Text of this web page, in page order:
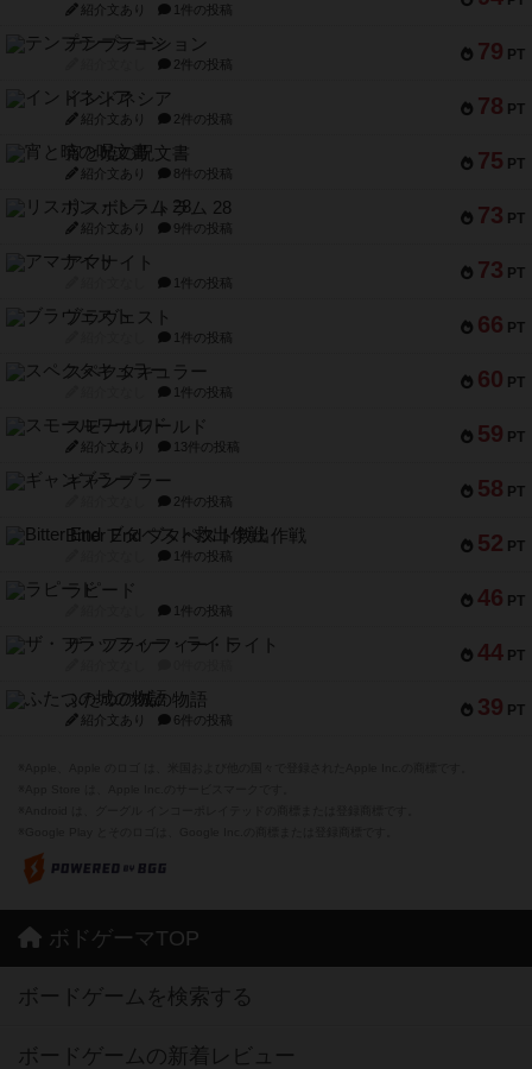
紹介文あり 1件の投稿
79 PT
テンプテーション
2件の投稿
78 PT
インドネシア
紹介文あり 2件の投稿
75 PT
宵と暁の呪文書
紹介文あり 8件の投稿
73 PT
リスボン・トラム 28
紹介文あり 9件の投稿
73 PT
アマナイト
1件の投稿
66 PT
ブラヴェスト
1件の投稿
60 PT
スペクタキュラー
1件の投稿
59 PT
スモールワールド
紹介文あり 13件の投稿
58 PT
ギャンブラー
2件の投稿
52 PT
Bitter End ブタペスト救出作戦
1件の投稿
46 PT
ラピード
1件の投稿
44 PT
ザ・フラッフィー・ライト
39 PT
ふたつの城の物語
紹介文あり 6件の投稿
ボドゲーマTOP
ボードゲームを検索する
ボードゲームの新着レビュー